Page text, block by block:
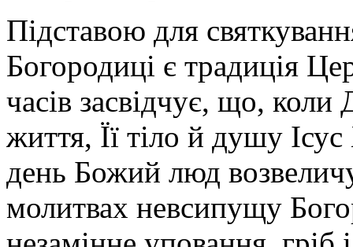
Підставою для
Богородиці є традиція
часів засвідчує, що, коли
життя, Її тіло й душу
день Божий люд
молитвах невсипущу